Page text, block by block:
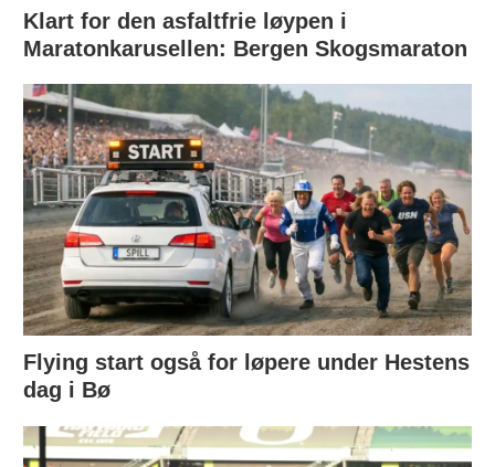
Klart for den asfaltfrie løypen i
Maratonkarusellen: Bergen Skogsmaraton
Flying start også for løpere under Hestens
dag i Bø